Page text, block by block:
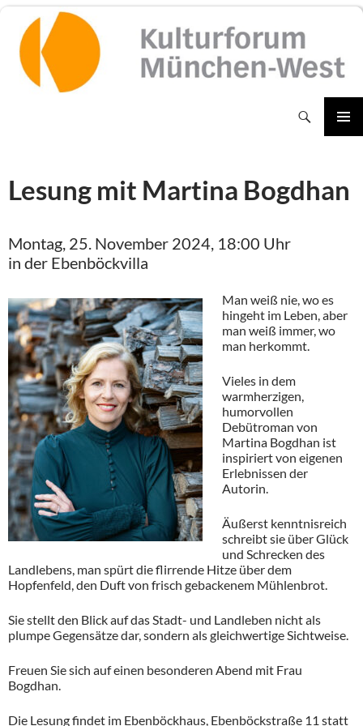
Inhalt
springen
Lesung mit Martina Bogdhan
Montag, 25. November 2024, 18:00 Uhr
in der Ebenböckvilla
Man weiß nie, wo es
hingeht im Leben, aber
man weiß immer, wo
man herkommt.
Vieles in dem
warmherzigen,
humorvollen
Debütroman von
Martina Bogdhan ist
inspiriert von eigenen
Erlebnissen der
Autorin.
Äußerst kenntnisreich
schreibt sie über Glück
und Schrecken des
Landlebens, man spürt die flirrende Hitze über dem
Hopfenfeld, den Duft von frisch gebackenem Mühlenbrot.
Sie stellt den Blick auf das Stadt- und Landleben nicht als
plumpe Gegensätze dar, sondern als gleichwertige Sichtweise.
Freuen Sie sich auf einen besonderen Abend mit Frau
Bogdhan.
Die Lesung findet im Ebenböckhaus, Ebenböckstraße 11 statt